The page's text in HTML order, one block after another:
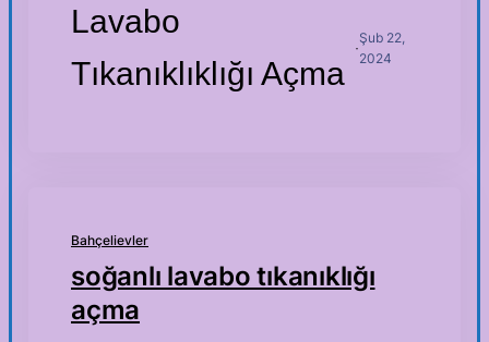
Lavabo
Tıkanıklıklığı Açma
·
Şub 22,
2024
Bahçelievler
soğanlı lavabo tıkanıklığı
açma